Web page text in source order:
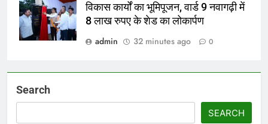
विकास कार्यों का भूमिपूजन, वार्ड 9 नवागढ़ी में
8 लाख रुपए के शेड का लोकार्पण
admin
32 minutes ago 0
Search
SEARCH